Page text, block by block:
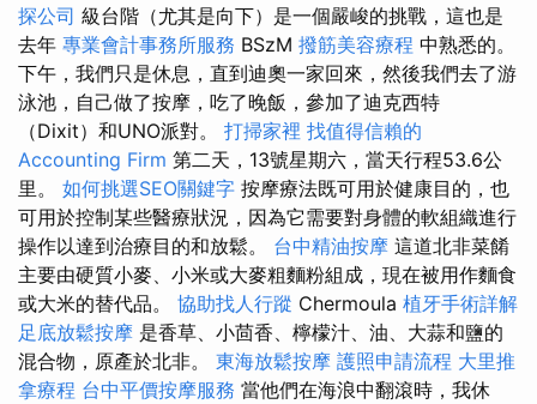
探公司 級台階（尤其是向下）是一個嚴峻的挑戰，這也是
去年 專業會計事務所服務 BSzM 撥筋美容療程 中熟悉的。
下午，我們只是休息，直到迪奧一家回來，然後我們去了游
泳池，自己做了按摩，吃了晚飯，參加了迪克西特
（Dixit）和UNO派對。 打掃家裡 找值得信賴的
Accounting Firm 第二天，13號星期六，當天行程53.6公
里。 如何挑選SEO關鍵字 按摩療法既可用於健康目的，也
可用於控制某些醫療狀況，因為它需要對身體的軟組織進行
操作以達到治療目的和放鬆。 台中精油按摩 這道北非菜餚
主要由硬質小麥、小米或大麥粗麵粉組成，現在被用作麵食
或大米的替代品。 協助找人行蹤 Chermoula 植牙手術詳解
足底放鬆按摩 是香草、小茴香、檸檬汁、油、大蒜和鹽的
混合物，原產於北非。 東海放鬆按摩 護照申請流程 大里推
拿療程 台中平價按摩服務 當他們在海浪中翻滾時，我休